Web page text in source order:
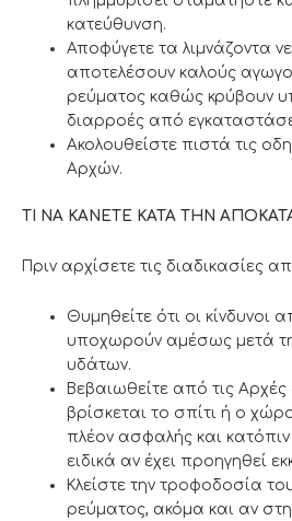
κατεύθυνση.
Αποφύγετε τα λιμνάζοντα
αποτελέσουν καλούς
ρεύματος καθώς κρύβουν
διαρροές από
Ακολουθείστε πιστά τις
Αρχών.
ΤΙ ΝΑ ΚΑΝΕΤΕ ΚΑΤΑ ΤΗΝ
Πριν αρχίσετε τις διαδικασίες
Θυμηθείτε ότι οι κίνδυνοι
υποχωρούν αμέσως μετά
υδάτων.
Βεβαιωθείτε από τις
βρίσκεται το σπίτι ή ο
πλέον ασφαλής και
ειδικά αν έχει προηγηθεί
Κλείστε την τροφοδοσία
ρεύματος, ακόμα και αν